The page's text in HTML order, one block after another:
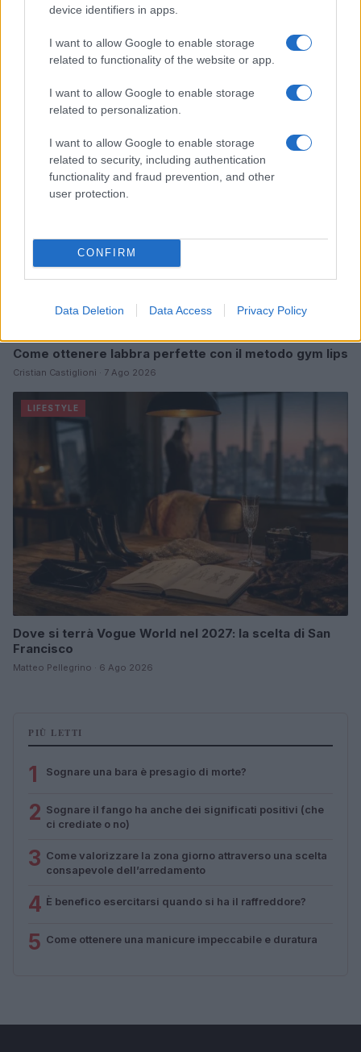
device identifiers in apps.
I want to allow Google to enable storage
related to functionality of the website or app.
I want to allow Google to enable storage
related to personalization.
I want to allow Google to enable storage
related to security, including authentication
functionality and fraud prevention, and other
user protection.
CONFIRM
Data Deletion Data Access Privacy Policy
Cristian Castiglioni · 7 Ago 2026
Come ottenere labbra perfette con il metodo gym lips
Cristian Castiglioni · 7 Ago 2026
LIFESTYLE
Dove si terrà Vogue World nel 2027: la scelta di San
Francisco
Matteo Pellegrino · 6 Ago 2026
PIÙ LETTI
1 Sognare una bara è presagio di morte?
2 Sognare il fango ha anche dei significati positivi (che
ci crediate o no)
3 Come valorizzare la zona giorno attraverso una scelta
consapevole dell’arredamento
4 È benefico esercitarsi quando si ha il raffreddore?
5 Come ottenere una manicure impeccabile e duratura